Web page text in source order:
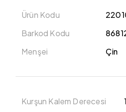
Ürün Kodu
Barkod Kodu
Menşei
Çin
Kurşun Kalem Derecesi